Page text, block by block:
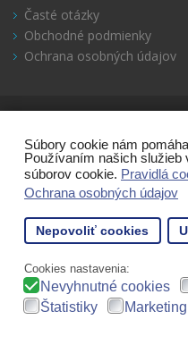
Súbory cookie nám
Používaním našich služieb
súborov cookie. Pravidlá
Ochrana osobných údajov
Nepovoliť cookies
Cookies nastavenia:
Nevyhnutné cookies
Štatistiky
Marketing
Časté otázky
Obchodné podmienky
Ochrana osobných údajov